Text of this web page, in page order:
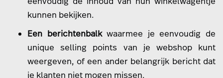
kunnen bekijken.
Een berichtenbalkwaarmee je eenvoudig de
unique selling points van je webshop kunt
weergeven, of een ander belangrijk bericht dat
je klanten niet mogen missen.